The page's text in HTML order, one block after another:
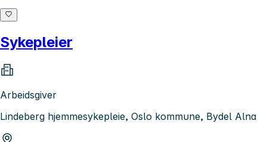
Sykepleier
Arbeidsgiver
Lindeberg hjemmesykepleie, Oslo kommune, Bydel Alna